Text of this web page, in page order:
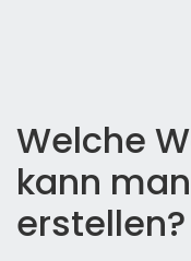
Welche
kann
erstellen?